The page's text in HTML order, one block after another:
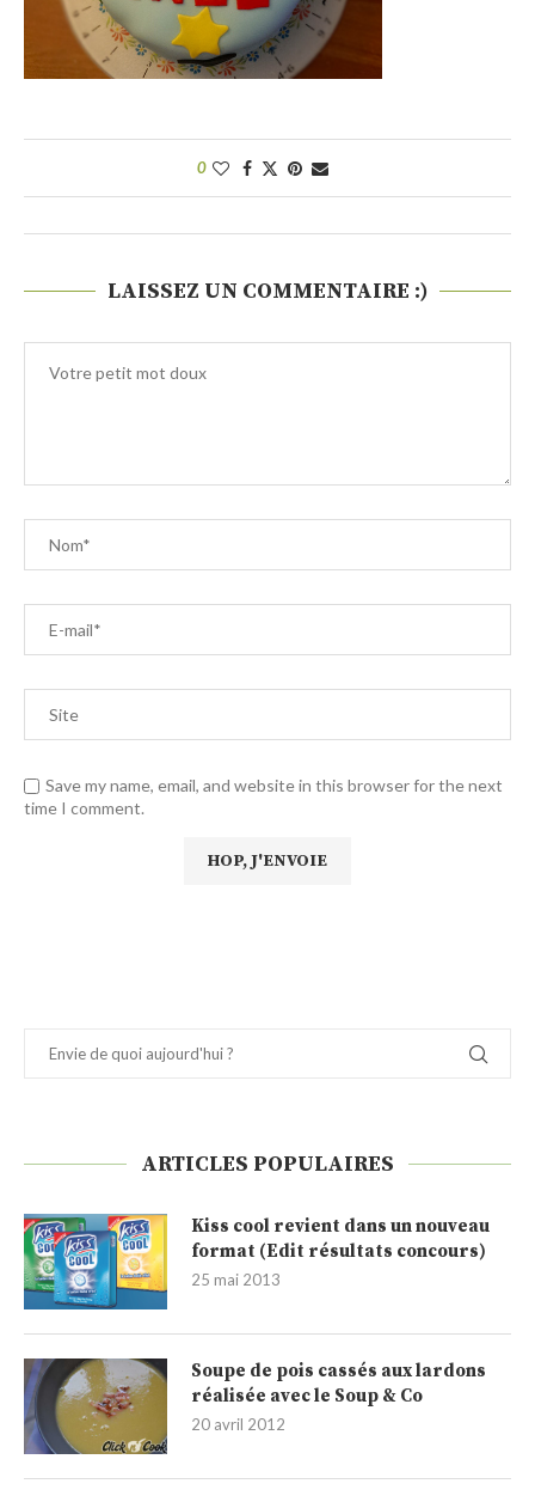
0
LAISSEZ UN COMMENTAIRE :)
Save my name, email, and website in this browser for the next
time I comment.
ARTICLES POPULAIRES
Kiss cool revient dans un nouveau
format (Edit résultats concours)
25 mai 2013
Soupe de pois cassés aux lardons
réalisée avec le Soup & Co
20 avril 2012